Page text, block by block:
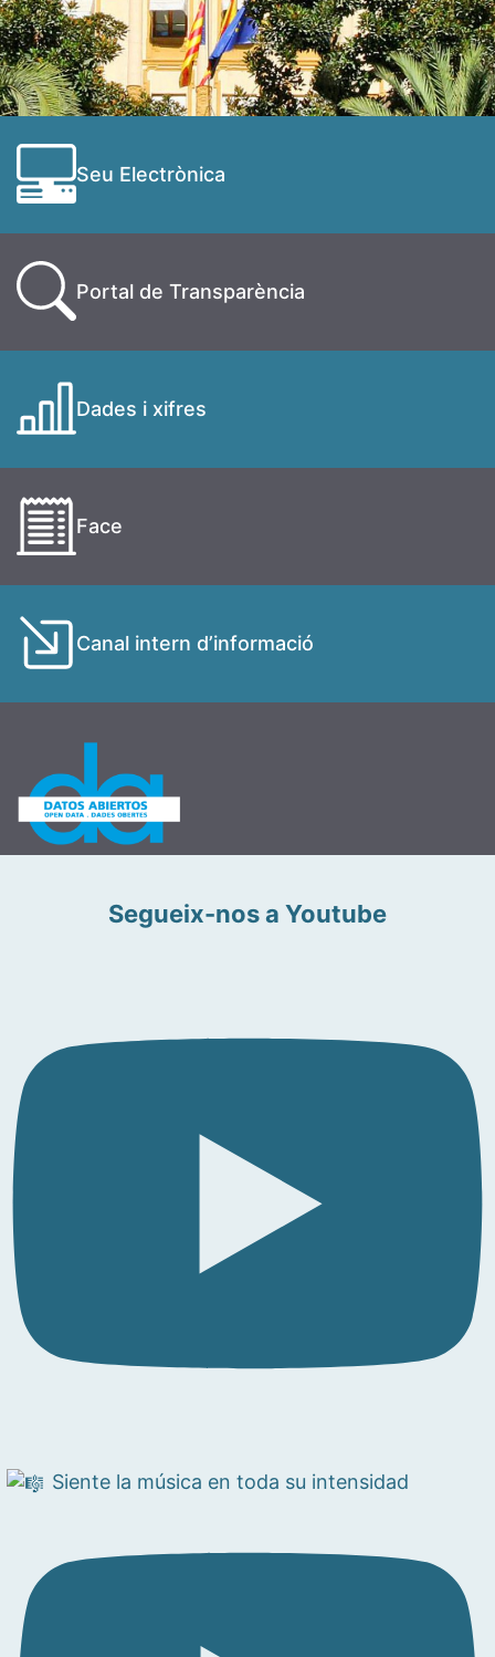
Seu Electrònica
Portal de Transparència
Dades i xifres
Face
Canal intern d’informació
Segueix-nos a Youtube
Siente la música en toda su intensidad